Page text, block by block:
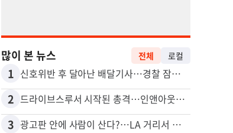
많이 본 뉴스 전체 로컬
1 신호위반 후 달아난 배달기사…경찰 잠복해 잡고보니 ‘반전’
2 드라이브스루서 시작된 총격…인앤아웃 참사 영상 공개
3 광고판 안에 사람이 산다?…LA 거리서 화제